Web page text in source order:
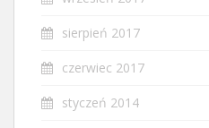
sierpień 2017
czerwiec 2017
styczeń 2014